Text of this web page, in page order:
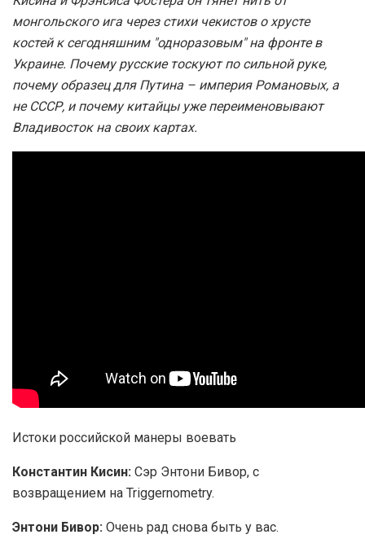
монгольского ига через стихи чекистов о хрусте
костей к сегодняшним "одноразовым" на фронте в
Украине. Почему русские тоскуют по сильной руке,
почему образец для Путина – империя Романовых, а
не СССР, и почему китайцы уже переименовывают
Владивосток на своих картах.
Истоки российской манеры воевать
Константин Кисин: Сэр Энтони Бивор, с
возвращением на Triggernometry.
Энтони Бивор: Очень рад снова быть у вас.